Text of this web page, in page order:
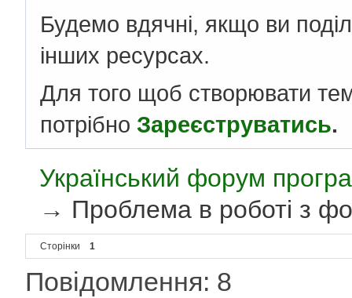
Будемо вдячні, якщо ви
інших ресурсах.
Для того щоб створювати
потрібно Зареєструватись.
Український форум
→ Проблема в роботі з
Сторінки 1
Повідомлення: 8